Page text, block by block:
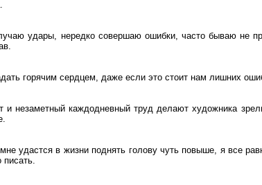
удары, нередко совершаю ошибки, часто бываю не
горячим сердцем, даже если это стоит нам лишних
и незаметный каждодневный труд делают художника
удастся в жизни поднять голову чуть повыше, я все
писать.